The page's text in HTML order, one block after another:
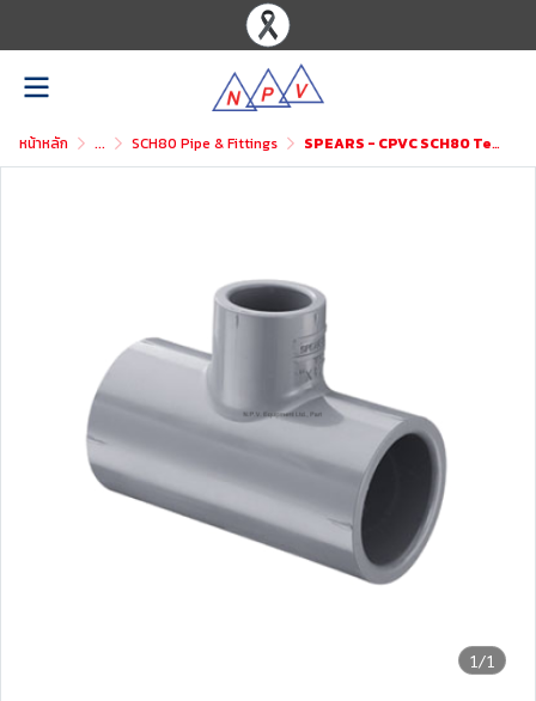
หน้าหลัก ... SCH80 Pipe & Fittings SPEARS - CPVC SCH80 Tee Reducer (SxSxS)
1/1